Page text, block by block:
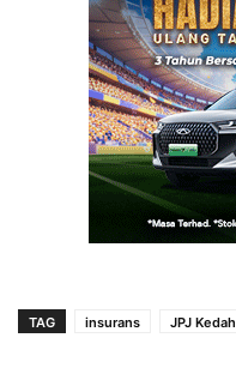
TAG insurans JPJ Kedah